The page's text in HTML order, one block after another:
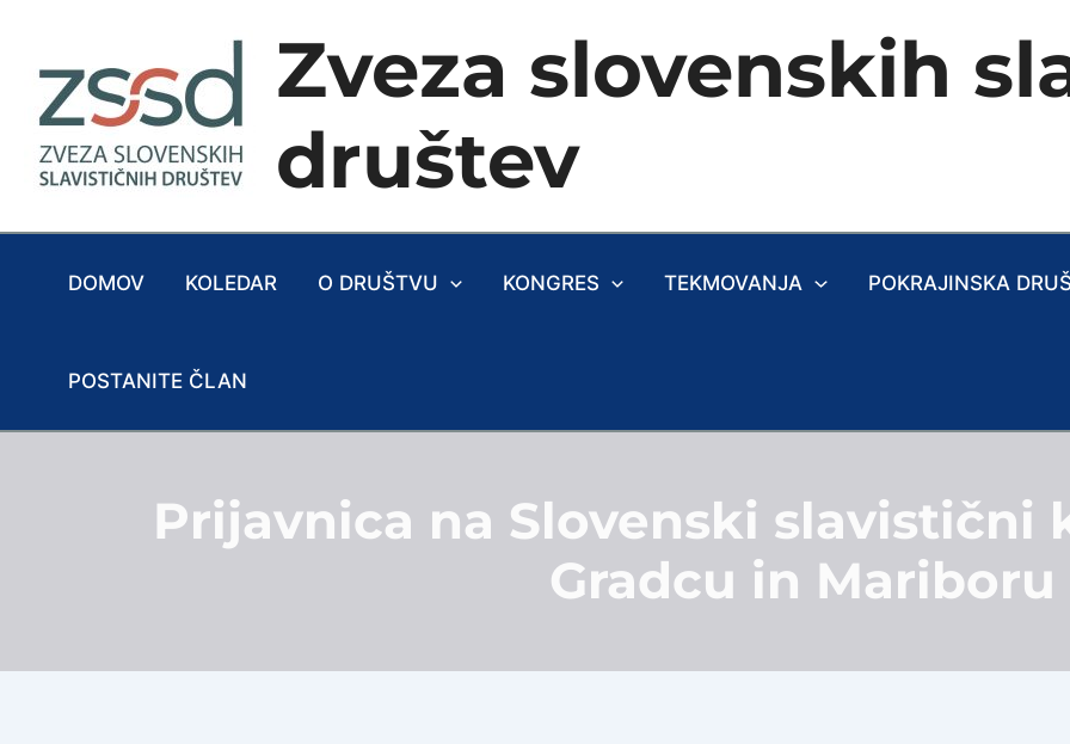
content
Zveza slovenskih
društev
DOMOV KOLEDAR O DRUŠTVU KONGRES TEKMOVANJA POKRAJINSKA
POSTANITE ČLAN
Prijavnica na Slovenski slavistični
Gradcu in Mariboru